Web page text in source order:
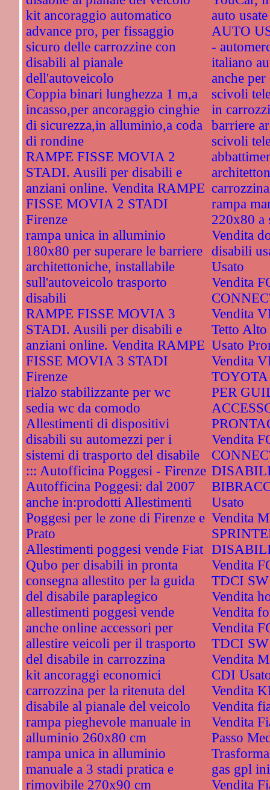
kit ancoraggio automatico
advance pro, per fissaggio
sicuro delle carrozzine con
disabili al pianale
dell'autoveicolo
Coppia binari lunghezza 1 m,a
incasso,per ancoraggio cinghie
di sicurezza,in alluminio,a coda
di rondine
RAMPE FISSE MOVIA 2
STADI. Ausili per disabili e
anziani online. Vendita RAMPE
FISSE MOVIA 2 STADI
Firenze
rampa unica in alluminio
180x80 per superare le barriere
architettoniche, installabile
sull'autoveicolo trasporto
disabili
RAMPE FISSE MOVIA 3
STADI. Ausili per disabili e
anziani online. Vendita RAMPE
FISSE MOVIA 3 STADI
Firenze
rialzo stabilizzante per wc
sedia wc da comodo
Allestimenti di dispositivi
disabili su automezzi per i
sistemi di trasporto del disabile
::: Autofficina Poggesi - Firenze
Autofficina Poggesi: dal 2007
anche in:prodotti Allestimenti
Poggesi per le zone di Firenze e
Prato
Allestimenti poggesi vende Fiat
Qubo per disabili in pronta
consegna allestito per la guida
del disabile paraplegico
allestimenti poggesi vende
anche online accessori per
allestire veicoli per il trasporto
del disabile in carrozzina
kit ancoraggi economici
carrozzina per la ritenuta del
disabile al pianale del veicolo
rampa pieghevole manuale in
alluminio 260x80 cm
rampa unica in alluminio
manuale a 3 stadi pratica e
rimovibile 270x90 cm
auto
AUTO
-
italiano
anche
scivoli
in
barriere
scivoli
rampa
220x80 a
Vendita
disabili
Usato
Vendita
Vendita
Tetto
Usato
Vendita
PER
Vendita
Usato
Vendita
Vendita
TDCI
Vendita
Vendita
Vendita
TDCI
Vendita
CDI
Vendita
Vendita
Vendita
Passo
gas gpl
Vendita